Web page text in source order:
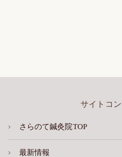
サイトコ
さらのて鍼灸院TOP
最新情報